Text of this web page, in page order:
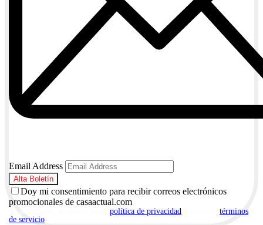
Email Address
Doy mi consentimiento para recibir correos electrónicos
promocionales de casaactual.com
política de privacidad
términos
de servicio